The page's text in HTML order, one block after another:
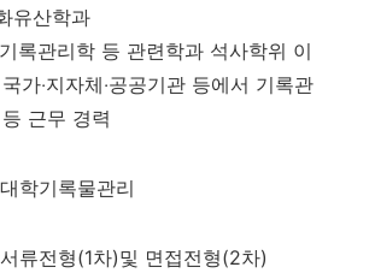
유산학과
기록관리학 등 관련학과 석사학위 이
가‧지자체‧공공기관 등에서 기록관
근무 경력
대학기록물관리
서류전형(1차)및 면접전형(2차)